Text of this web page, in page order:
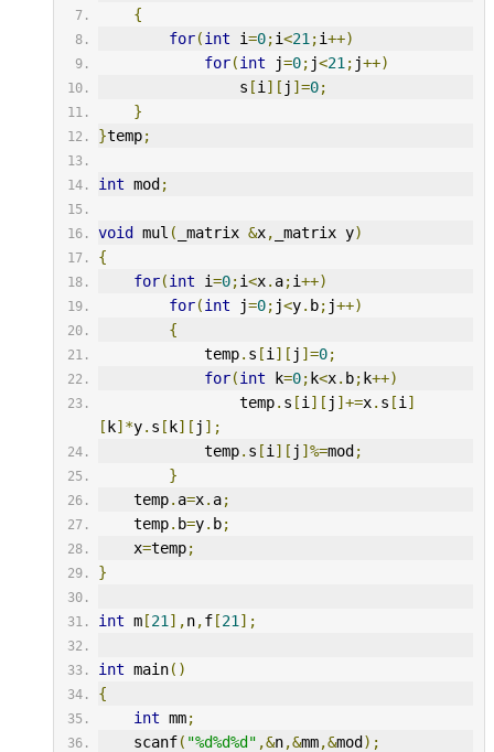
{
for(int i=0;i<21 ;i++)
for(int j=0; j<21 ; j++)
                s
[i ][ j ]=0;
}
}temp;
int mod ;
void mul ( _matrix &x, _matrix y)
{
for(int i=0;i<x. a;i++)
for(int j=0; j<y. b; j++)
{
            temp
. s [i ][ j ]=0;
for(int k=0; k<x. b; k++)
                temp
. s [i ][ j ]+=x. s [i ]
[ k]*y. s [ k][ j ];
            temp
. s [i ][ j ]%=mod ;
}
    temp
. a=x. a;
    temp
. b=y. b;
    x
=temp;
}
int m[21 ],n,f[21 ];
int main()
{
int mm;
    scanf
( "%d%d%d" ,&n,&mm,&mod );